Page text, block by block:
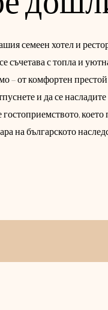
семеен хотел и
съчетава с топла и
– от комфортен
и да се
гостоприемството,
на българското